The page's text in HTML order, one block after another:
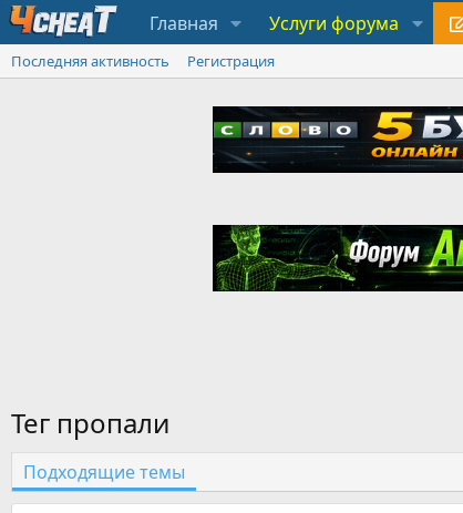
Главная Услуги форума
Последняя активность Регистрация
Тег пропали
Подходящие темы